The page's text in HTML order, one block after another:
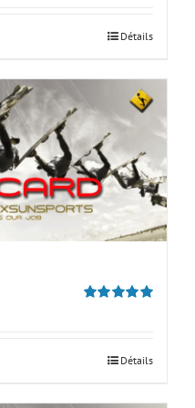
Détails
Détails